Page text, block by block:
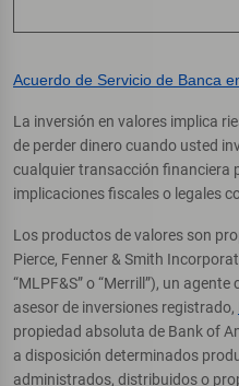
Acuerdo de Servicio de Banca
La inversión en valores implica
de perder dinero cuando usted
cualquier transacción financiera
implicaciones fiscales o legales
Los productos de valores son
Pierce, Fenner & Smith
“MLPF&S” o “Merrill”), un
asesor de inversiones registrado,
propiedad absoluta de Bank of
a disposición determinados
administrados, distribuidos o